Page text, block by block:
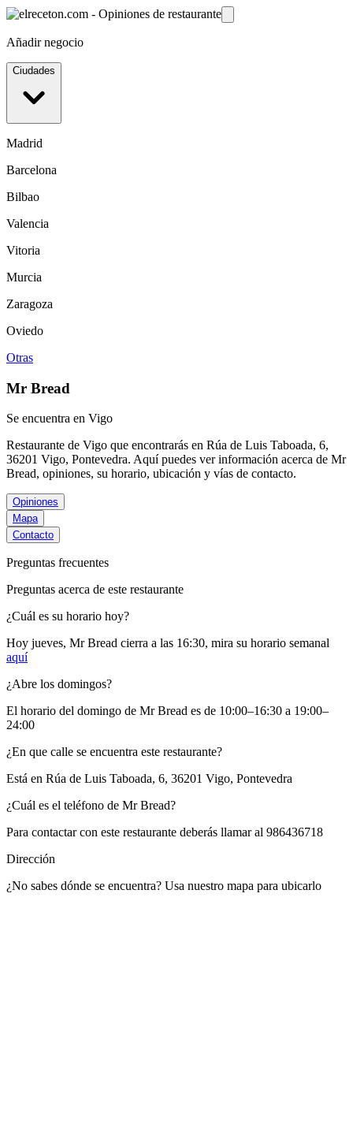
Añadir negocio
Ciudades
Madrid
Barcelona
Bilbao
Valencia
Vitoria
Murcia
Zaragoza
Oviedo
Otras
Mr Bread
Se encuentra en Vigo
Restaurante de Vigo que encontrarás en Rúa de Luis Taboada, 6,
36201 Vigo, Pontevedra. Aquí puedes ver información acerca de Mr
Bread, opiniones, su horario, ubicación y vías de contacto.
Opiniones
Mapa
Contacto
Preguntas frecuentes
Preguntas acerca de este restaurante
¿Cuál es su horario hoy?
Hoy jueves, Mr Bread cierra a las 16:30, mira su horario semanal
aquí
¿Abre los domingos?
El horario del domingo de Mr Bread es de 10:00–16:30 a 19:00–
24:00
¿En que calle se encuentra este restaurante?
Está en Rúa de Luis Taboada, 6, 36201 Vigo, Pontevedra
¿Cuál es el teléfono de Mr Bread?
Para contactar con este restaurante deberás llamar al 986436718
Dirección
¿No sabes dónde se encuentra? Usa nuestro mapa para ubicarlo